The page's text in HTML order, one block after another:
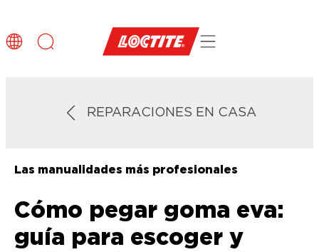
REPARACIONES EN CASA
Las manualidades más profesionales
Cómo pegar goma eva:
guía para escoger y